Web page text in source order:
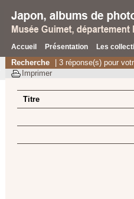
Accueil Présentation Les
Recherche
| 3 réponse(s) pour
Imprimer
Titre